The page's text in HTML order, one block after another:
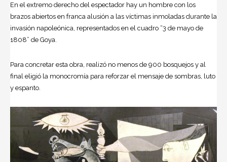
En el extremo derecho del espectador hay un hombre con los
brazos abiertos en franca alusión a las víctimas inmoladas durante la
invasión napoleónica, representados en el cuadro “3 de mayo de
1808” de Goya.
Para concretar esta obra, realizó no menos de 900 bosquejos y al
final eligió la monocromía para reforzar el mensaje de sombras, luto
y espanto.